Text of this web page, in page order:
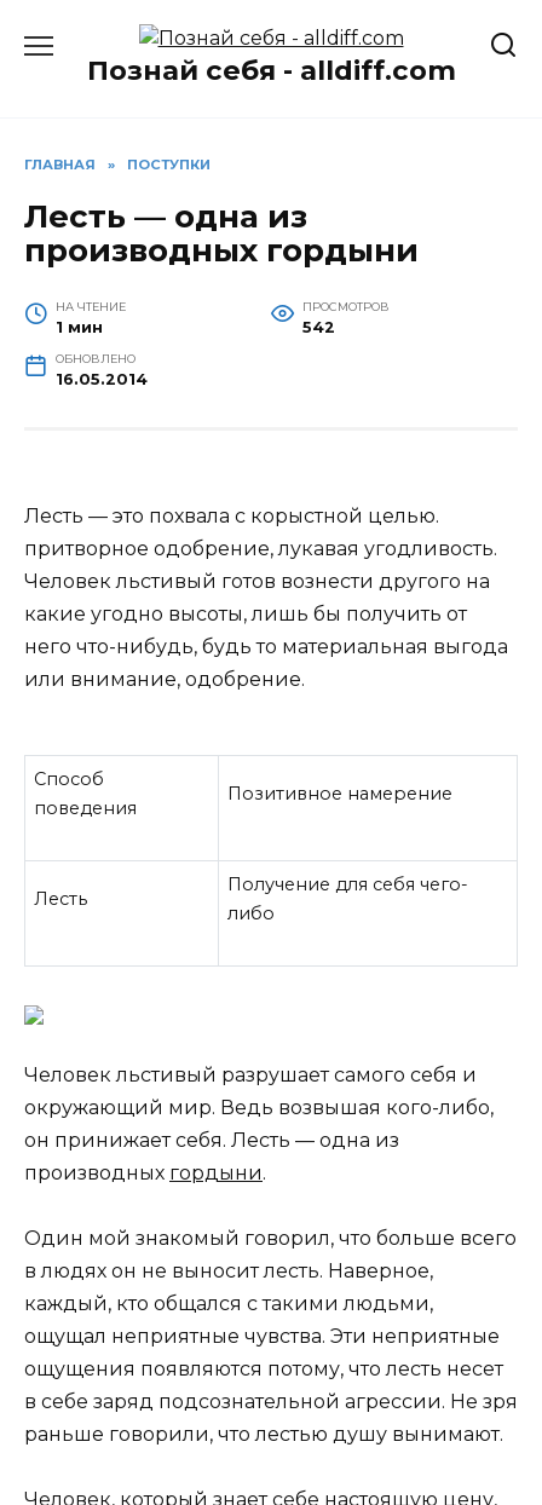
содержаниюПознай себя - alldiff.com
ГЛАВНАЯ » ПОСТУПКИ
Лесть — одна из
производных гордыни
НА ЧТЕНИЕ
1 мин
ПРОСМОТРОВ
542
ОБНОВЛЕНО
16.05.2014
Лесть — это похвала с корыстной целью.
притворное одобрение, лукавая угодливость.
Человек льстивый готов вознести другого на
какие угодно высоты, лишь бы получить от
него что-нибудь, будь то материальная выгода
или внимание, одобрение.
Способ
поведения
Позитивное намерение
Лесть
Получение для себя чего-
либо
Человек льстивый разрушает самого себя и
окружающий мир. Ведь возвышая кого-либо,
он принижает себя. Лесть — одна из
производных гордыни.
Один мой знакомый говорил, что больше всего
в людях он не выносит лесть. Наверное,
каждый, кто общался с такими людьми,
ощущал неприятные чувства. Эти неприятные
ощущения появляются потому, что лесть несет
в себе заряд подсознательной агрессии. Не зря
раньше говорили, что лестью душу вынимают.
Человек, который знает себе настоящую цену,